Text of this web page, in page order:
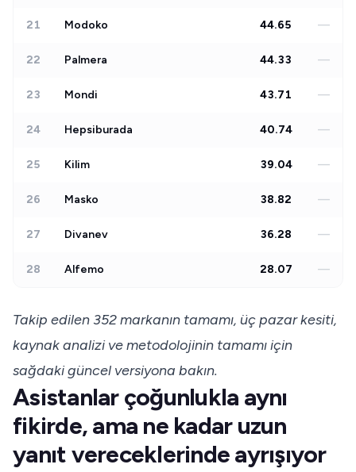
21 Modoko 44.65 —
22 Palmera 44.33 —
23 Mondi 43.71 —
24 Hepsiburada 40.74 —
25 Kilim 39.04 —
26 Masko 38.82 —
27 Divanev 36.28 —
28 Alfemo 28.07 —
Takip edilen 352 markanın tamamı, üç pazar kesiti,
kaynak analizi ve metodolojinin tamamı için
sağdaki güncel versiyona bakın.
Asistanlar çoğunlukla aynı
fikirde, ama ne kadar uzun
yanıt vereceklerinde ayrışıyor